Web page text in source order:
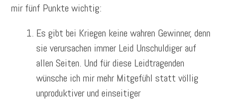
mir fünf Punkte wichtig:
Es gibt bei Kriegen keine wahren Gewinner, denn
sie verursachen immer Leid Unschuldiger auf
allen Seiten. Und für diese Leidtragenden
wünsche ich mir mehr Mitgefühl statt völlig
unproduktiver und einseitiger